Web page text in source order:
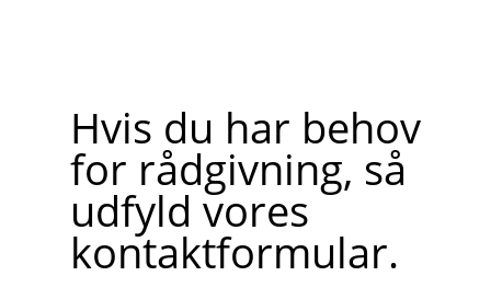
Hvis du har behov
for rådgivning, så
udfyld vores
kontaktformular.